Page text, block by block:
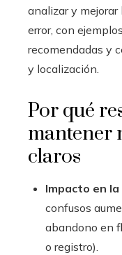
analizar y mejorar
error, con
recomendadas y
y localización.
Por qué
mantener
claros
Impacto en
confusos
abandono en
o registro).